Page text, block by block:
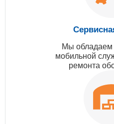
Мы обладаем
мобильной
ремонта